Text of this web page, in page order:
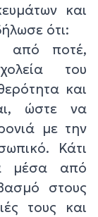
και
ότι:
από ποτέ,
του
και
ώστε να
με την
Κάτι
μέσα από
στους
τους και